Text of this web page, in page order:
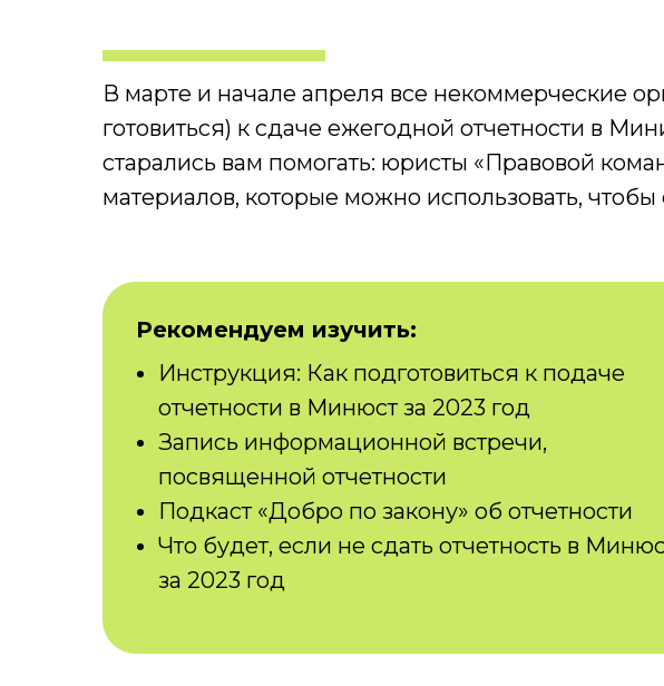
В марте и начале апреля все некоммерческие
готовиться) к сдаче ежегодной отчетности в
старались вам помогать: юристы «Правовой
материалов, которые можно использовать, чтобы
Рекомендуем изучить:
Инструкция: Как подготовиться к подаче
отчетности в Минюст за 2023 год
Запись информационной встречи,
посвященной отчетности
Подкаст «Добро по закону» об отчетности
Что будет, если не сдать отчетность в
за 2023 год